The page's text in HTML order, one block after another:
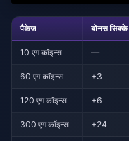
पैकेज बोनस सिक्के
10 एग कॉइन्स —
60 एग कॉइन्स +3
120 एग कॉइन्स +6
300 एग कॉइन्स +24